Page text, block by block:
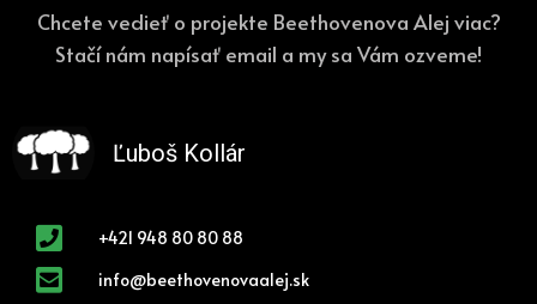
Chcete vedieť o projekte Beethovenova Alej viac?
Stačí nám napísať email a my sa Vám ozveme!
Ľuboš Kollár
+421 948 80 80 88
info@beethovenovaalej.sk